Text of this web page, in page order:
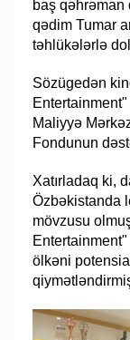
baş
qədim Tumar
təhlükələrlə
Sözügedən
Maliyyə
Fondunun
Xatırladaq ki,
Özbəkistanda
mövzusu
ölkəni